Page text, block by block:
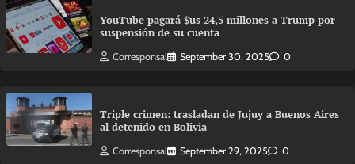
YouTube pagará $us 24,5 millones a Trump por
suspensión de su cuenta
Corresponsal September 30, 2025 0
Triple crimen: trasladan de Jujuy a Buenos Aires
al detenido en Bolivia
Corresponsal September 29, 2025 0